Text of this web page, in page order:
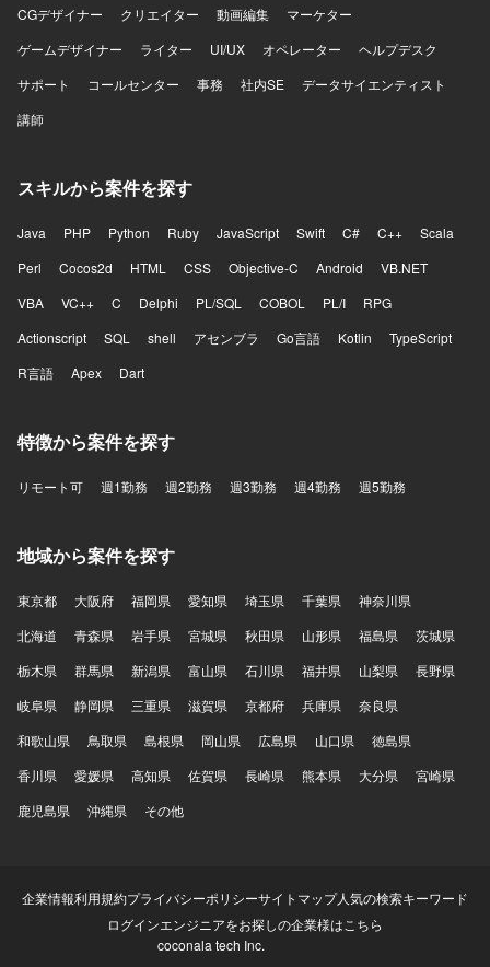
CGデザイナー
クリエイター 動画編集
マーケター
ゲームデザイナー
ライター UI/UX オペレーター
ヘルプデスク
サポート
コールセンター 事務 社内SE
データサイエンティスト
講師
スキルから案件を探す
Java PHP Python Ruby JavaScript Swift C# C++
Scala
Perl
Cocos2d HTML CSS Objective-C Android
VB.NET
VBA
VC++ C Delphi PL/SQL COBOL PL/I
RPG
Actionscript
SQL shell アセンブラ Go言語 Kotlin
TypeScript
R言語
Apex Dart
特徴から案件を探す
リモート可 週1勤務 週2勤務 週3勤務 週4勤務 週5勤務
地域から案件を探す
東京都 大阪府 福岡県 愛知県 埼玉県 千葉県
神奈川県
北海道
青森県 岩手県 宮城県 秋田県 山形県 福島県
茨城県
栃木県
群馬県 新潟県 富山県 石川県 福井県 山梨県
長野県
岐阜県
静岡県 三重県 滋賀県 京都府 兵庫県
奈良県
和歌山県
鳥取県 島根県 岡山県 広島県 山口県
徳島県
香川県
愛媛県 高知県 佐賀県 長崎県 熊本県 大分県
宮崎県
鹿児島県
沖縄県 その他
企業情報利用規約プライバシーポリシーサイトマップ人気の検索キーワード
ログインエンジニアをお探しの企業様はこちら
coconala tech Inc.